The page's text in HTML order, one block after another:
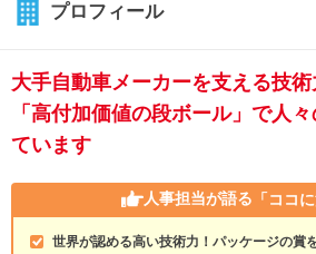
プロフィール
大手自動車メーカーを支える技
「高付加価値の段ボール」で人
ています
人事担当が語る 「ココ
世界が認める高い技術力！パッケージの賞